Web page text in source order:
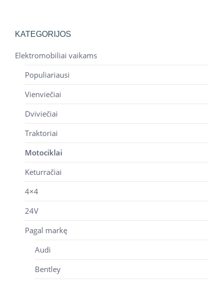
KATEGORIJOS
Elektromobiliai vaikams
Populiariausi
Vienviečiai
Dviviečiai
Traktoriai
Motociklai
Keturračiai
4×4
24V
Pagal markę
Audi
Bentley